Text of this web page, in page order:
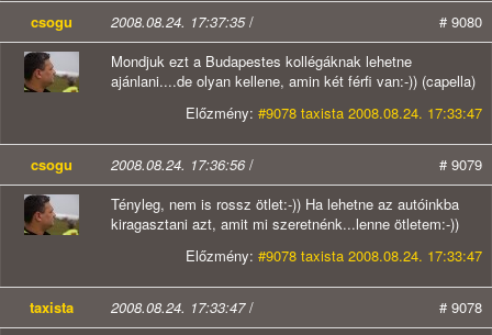
csogu 2008.08.24. 17:37:35/
# 9080
Mondjuk ezt a Budapestes kollégáknak lehetne
ajánlani....de olyan kellene, amin két férfi van:-)) (capella)
Előzmény: #9078 taxista 2008.08.24. 17:33:47
csogu 2008.08.24. 17:36:56/
# 9079
Tényleg, nem is rossz ötlet:-)) Ha lehetne az autóinkba
kiragasztani azt, amit mi szeretnénk...lenne ötletem:-))
Előzmény: #9078 taxista 2008.08.24. 17:33:47
taxista 2008.08.24. 17:33:47/
# 9078